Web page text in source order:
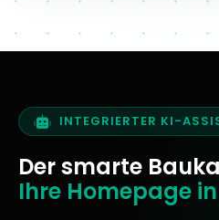
INTEGRIERTER KI-
Der smarte
Ihre Homepage